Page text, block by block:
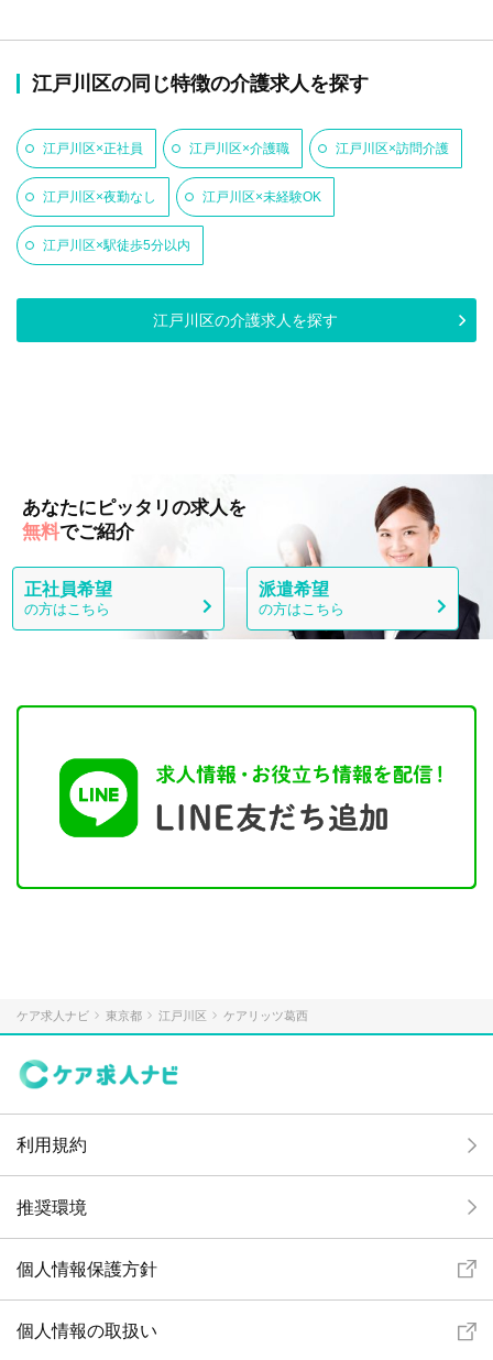
江戸川区の同じ特徴の介護求人を探す
江戸川区×正社員 江戸川区×介護職 江戸川区×訪問介護
江戸川区×夜勤なし 江戸川区×未経験OK
江戸川区×駅徒歩5分以内
江戸川区の介護求人を探す
あなたにピッタリの求人を
無料でご紹介
正社員希望
の方はこちら
派遣希望
の方はこちら
ケア求人ナビ 東京都 江戸川区 ケアリッツ葛西
利用規約
推奨環境
個人情報保護方針
個人情報の取扱い